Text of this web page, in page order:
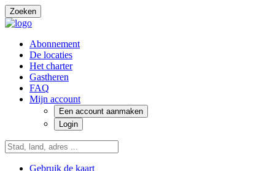
Zoeken
Abonnement
De locaties
Het charter
Gastheren
FAQ
Mijn account
Een account aanmaken
Login
Gebruik de kaart